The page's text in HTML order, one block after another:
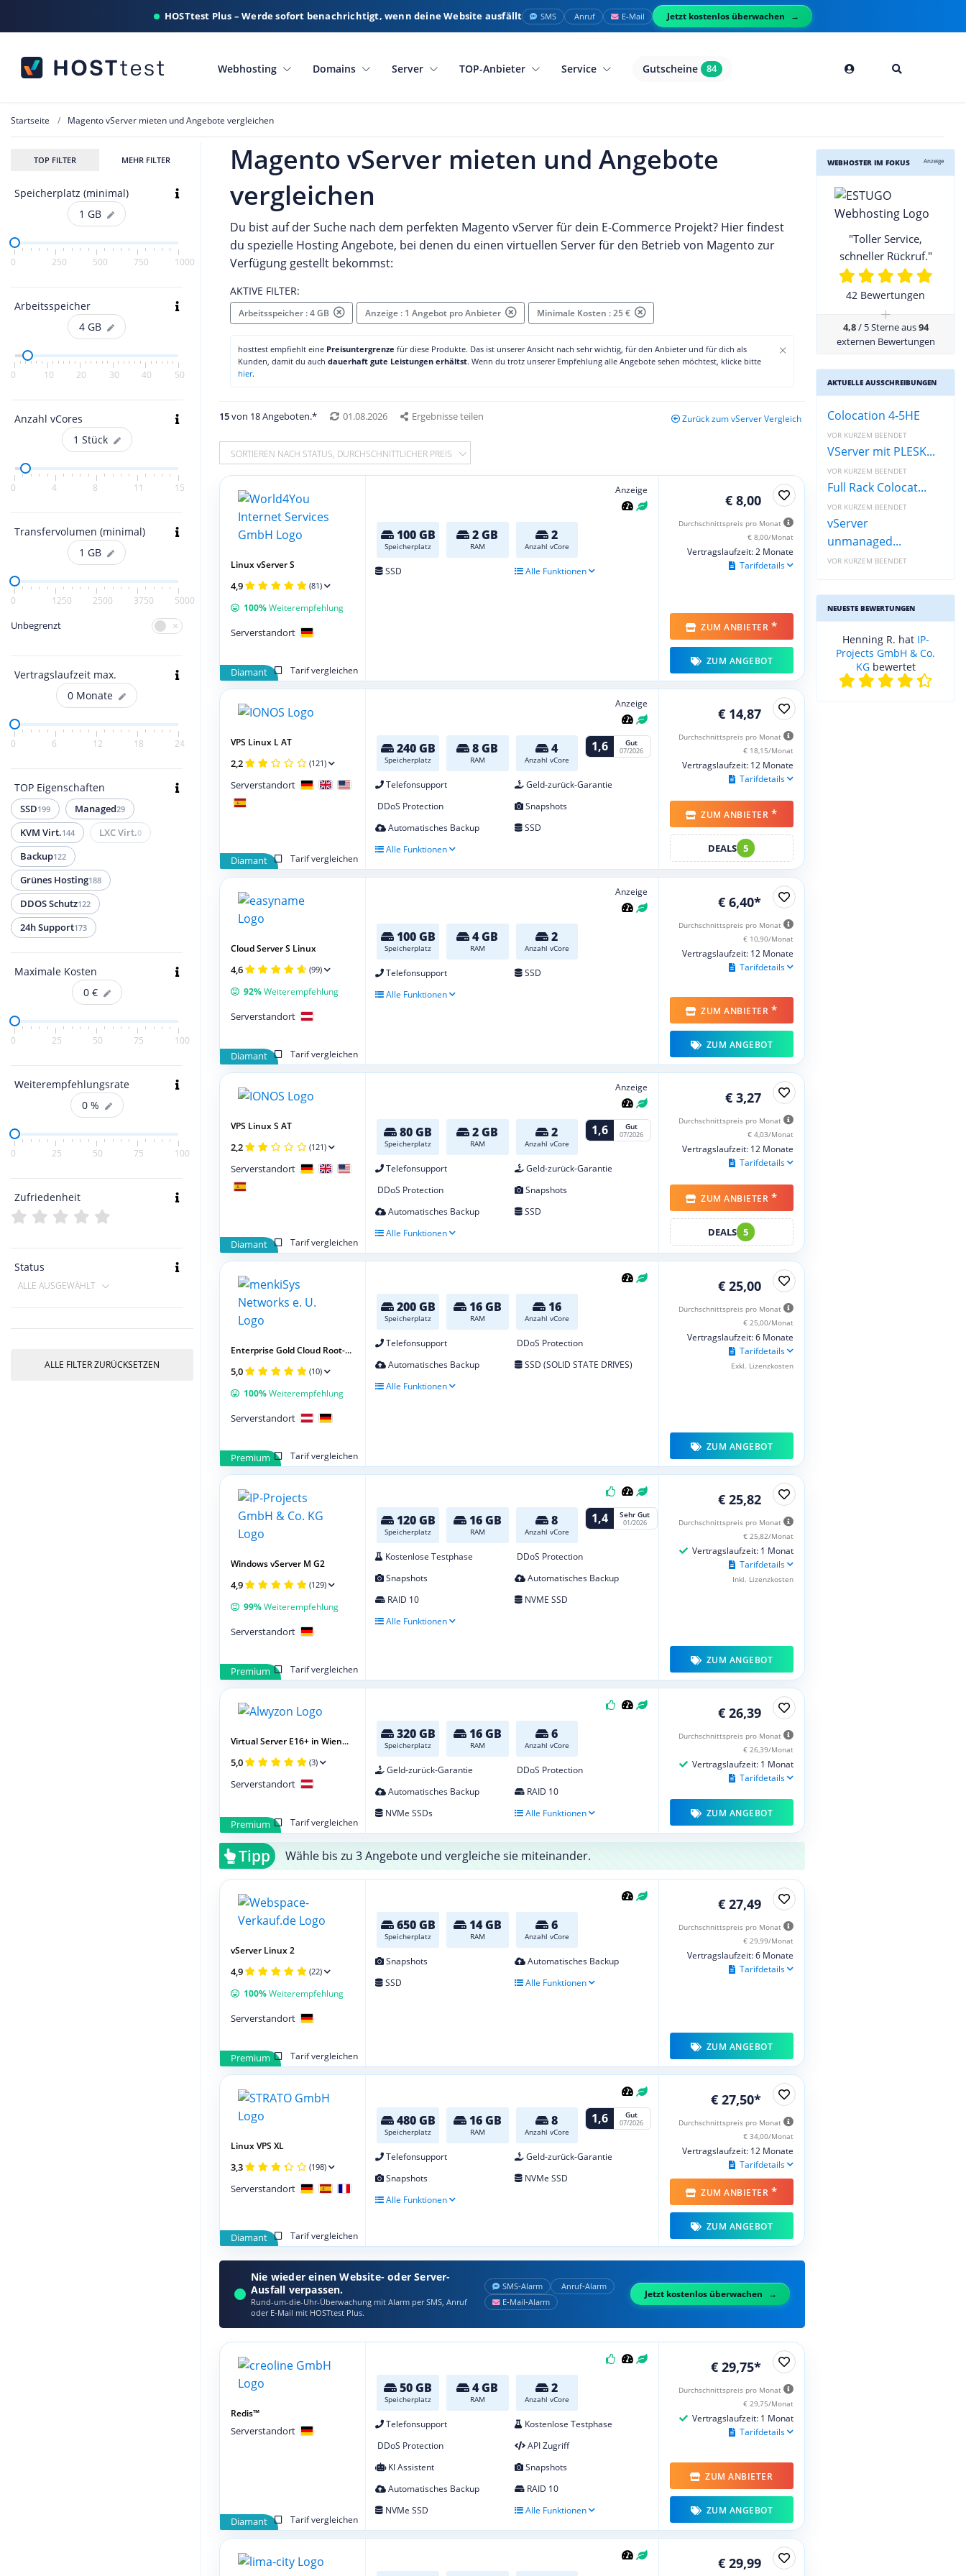
HOSTtest Plus – Werde sofort benachrichtigt, wenn deine Website ausfällt SMS Anruf E-Mail Jetzt kostenlos überwachen
Webhosting Domains Server TOP-Anbieter Service Gutscheine 84
Startseite Magento vServer mieten und Angebote vergleichen
TOP FILTER MEHR FILTER
Speicherplatz (minimal)
1 GB
0 250 500 750 1000
Arbeitsspeicher
4 GB
0 10 20 30 40 50
Anzahl vCores
1 Stück
0 4 8 11 15
Transfervolumen (minimal)
1 GB
0 1250 2500 3750 5000
Unbegrenzt
Vertragslaufzeit max.
0 Monate
0 6 12 18 24
TOP Eigenschaften
SSD199 Managed29
KVM Virt.144 LXC Virt.0
Backup122
Grünes Hosting188
DDOS Schutz122
24h Support173
Maximale Kosten
0 €
0 25 50 75 100
Weiterempfehlungsrate
0 %
0 25 50 75 100
Zufriedenheit
Status
ALLE AUSGEWÄHLT
ALLE FILTER ZURÜCKSETZEN
Magento vServer mieten und Angebote
vergleichen
Du bist auf der Suche nach dem perfekten Magento vServer für dein E-Commerce Projekt? Hier findest
du spezielle Hosting Angebote, bei denen du einen virtuellen Server für den Betrieb von Magento zur
Verfügung gestellt bekommst:
AKTIVE FILTER:
Arbeitsspeicher : 4 GB Anzeige : 1 Angebot pro Anbieter Minimale Kosten : 25 €
×
hosttest empfiehlt eine Preisuntergrenze für diese Produkte. Das ist unserer Ansicht nach sehr wichtig, für den Anbieter und für dich als
Kunden, damit du auch dauerhaft gute Leistungen erhältst. Wenn du trotz unserer Empfehlung alle Angebote sehen möchtest, klicke bitte
hier.
15von 18 Angeboten.* 01.08.2026 Ergebnisse teilen Zurück zum vServer Vergleich
SORTIEREN NACH STATUS, DURCHSCHNITTLICHER PREIS
Anzeige
100 GB
Speicherplatz
2 GB
RAM
2
Anzahl vCore
SSD Alle Funktionen
Diamant Tarif vergleichen
Linux vServer S
4,9 (81)
100%Weiterempfehlung
Serverstandort
€ 8,00
Durchschnittspreis pro Monat
€ 8,00/Monat
Vertragslaufzeit: 2 Monate
Tarifdetails
ZUM ANBIETER *
ZUM ANGEBOT
Anzeige
240 GB
Speicherplatz
8 GB
RAM
4
Anzahl vCore
1,6 Gut
07/2026
Telefonsupport
Geld-zurück-Garantie
DDoS Protection
Snapshots
Automatisches Backup
SSD
Alle Funktionen
Diamant
Tarif vergleichen
VPS Linux L AT
2,2 (121)
Serverstandort
€ 14,87
Durchschnittspreis pro Monat
€ 18,15/Monat
Vertragslaufzeit: 12 Monate
Tarifdetails
ZUM ANBIETER *
DEALS 5
Anzeige
100 GB
Speicherplatz
4 GB
RAM
2
Anzahl vCore
Telefonsupport
SSD
Alle Funktionen
Diamant Tarif vergleichen
Cloud Server S Linux
4,6 (99)
92%Weiterempfehlung
Serverstandort
€ 6,40*
Durchschnittspreis pro Monat
€ 10,90/Monat
Vertragslaufzeit: 12 Monate
Tarifdetails
ZUM ANBIETER *
ZUM ANGEBOT
Anzeige
80 GB
Speicherplatz
2 GB
RAM
2
Anzahl vCore
1,6 Gut
07/2026
Telefonsupport
Geld-zurück-Garantie
DDoS Protection
Snapshots
Automatisches Backup
SSD
Alle Funktionen
Diamant
Tarif vergleichen
VPS Linux S AT
2,2 (121)
Serverstandort
€ 3,27
Durchschnittspreis pro Monat
€ 4,03/Monat
Vertragslaufzeit: 12 Monate
Tarifdetails
ZUM ANBIETER *
DEALS 5
200 GB
Speicherplatz
16 GB
RAM
16
Anzahl vCore
Telefonsupport
DDoS Protection
Automatisches Backup
SSD (SOLID STATE DRIVES)
Alle Funktionen
Premium Tarif vergleichen
Enterprise Gold Cloud Root-...
5,0 (10)
100%Weiterempfehlung
Serverstandort
€ 25,00
Durchschnittspreis pro Monat
€ 25,00/Monat
Vertragslaufzeit: 6 Monate
Tarifdetails
Exkl. Lizenzkosten
ZUM ANGEBOT
120 GB
Speicherplatz
16 GB
RAM
8
Anzahl vCore
1,4 Sehr Gut
01/2026
Kostenlose Testphase
DDoS Protection
Snapshots
Automatisches Backup
RAID 10
NVME SSD
Alle Funktionen
Premium Tarif vergleichen
Windows vServer M G2
4,9 (129)
99%Weiterempfehlung
Serverstandort
€ 25,82
Durchschnittspreis pro Monat
€ 25,82/Monat
Vertragslaufzeit: 1 Monat
Tarifdetails
Inkl. Lizenzkosten
ZUM ANGEBOT
320 GB
Speicherplatz
16 GB
RAM
6
Anzahl vCore
Geld-zurück-Garantie
DDoS Protection
Automatisches Backup
RAID 10
NVMe SSDs
Alle Funktionen
Premium
Tarif vergleichen
Virtual Server E16+ in Wien...
5,0 (3)
Serverstandort
€ 26,39
Durchschnittspreis pro Monat
€ 26,39/Monat
Vertragslaufzeit: 1 Monat
Tarifdetails
ZUM ANGEBOT
Tipp Wähle bis zu 3 Angebote und vergleiche sie miteinander.
650 GB
Speicherplatz
14 GB
RAM
6
Anzahl vCore
Snapshots
Automatisches Backup
SSD
Alle Funktionen
Premium Tarif vergleichen
vServer Linux 2
4,9 (22)
100%Weiterempfehlung
Serverstandort
€ 27,49
Durchschnittspreis pro Monat
€ 29,99/Monat
Vertragslaufzeit: 6 Monate
Tarifdetails
ZUM ANGEBOT
480 GB
Speicherplatz
16 GB
RAM
8
Anzahl vCore
1,6 Gut
07/2026
Telefonsupport
Geld-zurück-Garantie
Snapshots
NVMe SSD
Alle Funktionen
Diamant Tarif vergleichen
Linux VPS XL
3,3 (198)
Serverstandort
€ 27,50*
Durchschnittspreis pro Monat
€ 34,00/Monat
Vertragslaufzeit: 12 Monate
Tarifdetails
ZUM ANBIETER *
ZUM ANGEBOT
Nie wieder einen Website- oder Server-
Ausfall verpassen.
Rund-um-die-Uhr-Überwachung mit Alarm per SMS, Anruf
oder E‑Mail mit HOSTtest Plus.
SMS‑Alarm
Anruf‑Alarm
E‑Mail‑Alarm
Jetzt kostenlos überwachen
50 GB
Speicherplatz
4 GB
RAM
2
Anzahl vCore
Telefonsupport
Kostenlose Testphase
DDoS Protection
API Zugriff
KI Assistent
Snapshots
Automatisches Backup
RAID 10
NVMe SSD
Alle Funktionen
Diamant
Tarif vergleichen
Redis™
Serverstandort
€ 29,75*
Durchschnittspreis pro Monat
€ 29,75/Monat
Vertragslaufzeit: 1 Monat
Tarifdetails
ZUM ANBIETER
ZUM ANGEBOT
€ 29,99
WEBHOSTER IM FOKUS Anzeige
"Toller Service,
schneller Rückruf."
42 Bewertungen
+
4,8/ 5 Sterne aus94
externen Bewertungen
AKTUELLE AUSSCHREIBUNGEN
Colocation 4-5HE
VOR KURZEM BEENDET
VServer mit PLESK...
VOR KURZEM BEENDET
Full Rack Colocat...
VOR KURZEM BEENDET
vServer
unmanaged...
VOR KURZEM BEENDET
NEUESTE BEWERTUNGEN
Henning R. hat IP-
Projects GmbH & Co.
KGbewertet